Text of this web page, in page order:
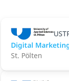
Digital
St. Pölten